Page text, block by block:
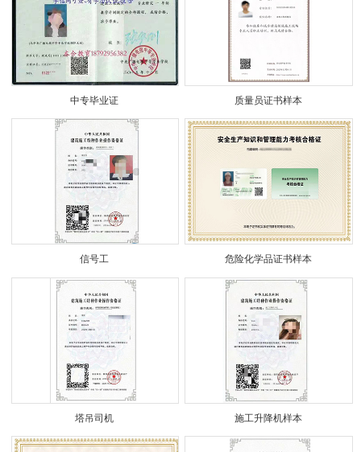
中专毕业证 质量员证书样本
信号工 危险化学品证书样本
塔吊司机 施工升降机样本